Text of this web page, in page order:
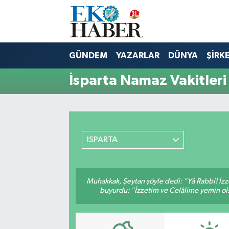
GÜNDEM YAZARLAR DÜNYA
İsparta Namaz Vakitleri
ISPARTA
Muhakkak, Şeytan şöyle dedi: "Yâ Rabbi!
buyurdu: "İzzetim ve Celâlime yemin
Hava Durumu
Son Dakika Haberleri
Haber Arşivi